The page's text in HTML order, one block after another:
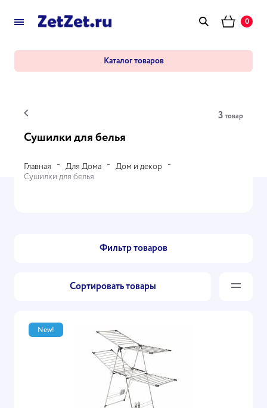
0
Каталог товаров
3 товар
Сушилки для белья
Главная Для Дома
Дом и декор
Сушилки для белья
Фильтр товаров
Сортировать товары
New!